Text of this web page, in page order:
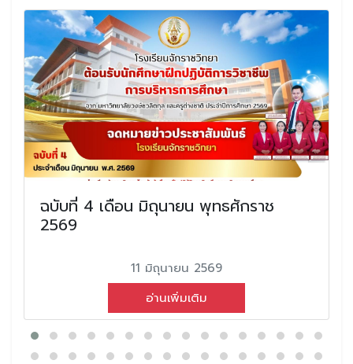
ฉบับที่ 4 เดือน มิถุนายน พุทธศักราช
2569
11 มิถุนายน 2569
อ่านเพิ่มเติม